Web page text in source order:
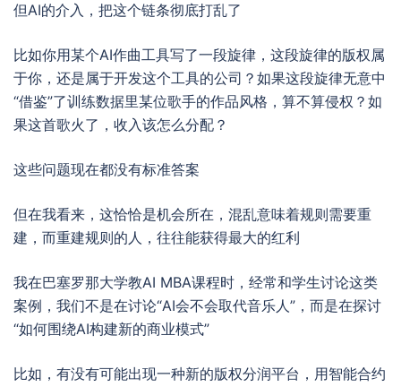
但AI的介入，把这个链条彻底打乱了
比如你用某个AI作曲工具写了一段旋律，这段旋律的版权属
于你，还是属于开发这个工具的公司？如果这段旋律无意中
“借鉴”了训练数据里某位歌手的作品风格，算不算侵权？如
果这首歌火了，收入该怎么分配？
这些问题现在都没有标准答案
但在我看来，这恰恰是机会所在，混乱意味着规则需要重
建，而重建规则的人，往往能获得最大的红利
我在巴塞罗那大学教AI MBA课程时，经常和学生讨论这类
案例，我们不是在讨论“AI会不会取代音乐人”，而是在探讨
“如何围绕AI构建新的商业模式”
比如，有没有可能出现一种新的版权分润平台，用智能合约